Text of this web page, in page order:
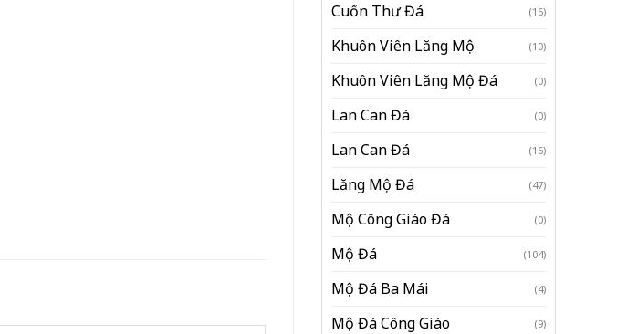
Cuốn Thư Đá (16)
Khuôn Viên Lăng Mộ (10)
Khuôn Viên Lăng Mộ Đá (0)
Lan Can Đá (0)
Lan Can Đá (16)
Lăng Mộ Đá (47)
Mộ Công Giáo Đá (0)
Mộ Đá (104)
Mộ Đá Ba Mái (4)
Mộ Đá Công Giáo (9)